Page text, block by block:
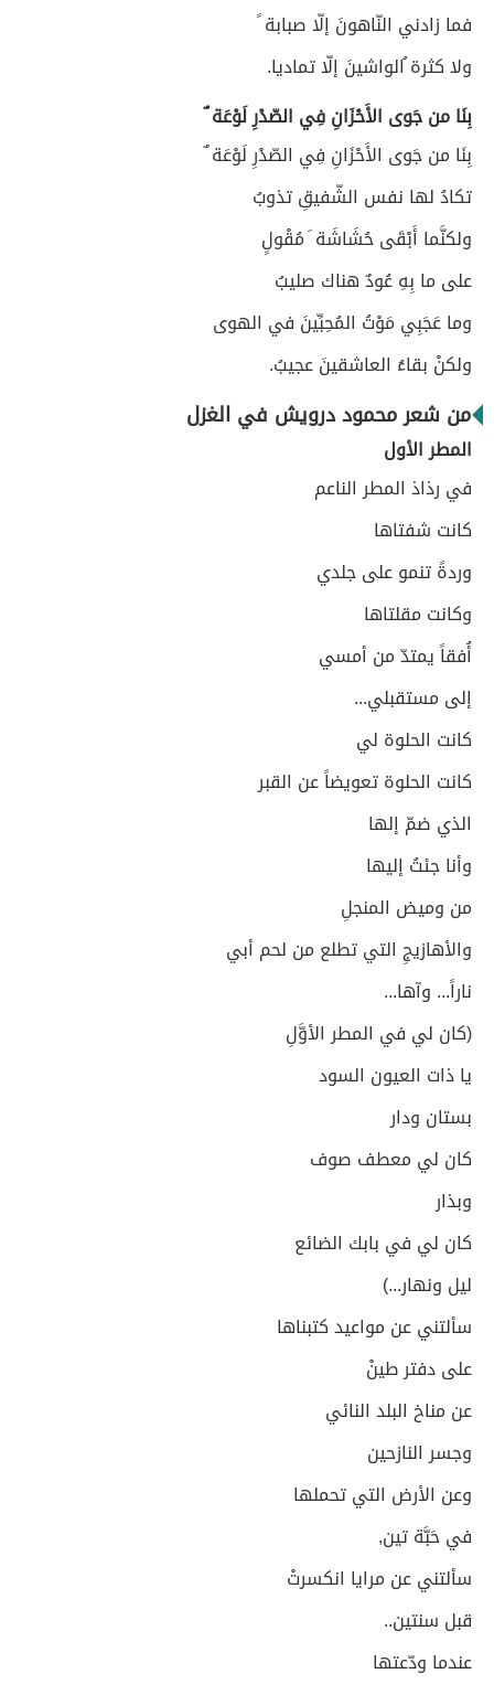
فما زادني النّاهونَ إلّا صبابة ً
ولا كثرة ُالواشينَ إلّا تماديا.
بِنَا من جَوى الأَحْزَانِ فِي الصّدْرِ لَوْعَة ٌ
بِنَا من جَوى الأَحْزَانِ فِي الصّدْرِ لَوْعَة ٌ
تكادُ لها نفس الشّفيقِ تذوبُ
ولكنَّما أَبْقَى حُشَاشَة َ مُقْولٍ
على ما بِهِ عُودٌ هناك صليبُ
وما عَجَبِي مَوْتُ المُحِبِّينَ في الهوى
ولكنْ بقاءُ العاشقينَ عجيبُ.
من شعر محمود درويش في الغزل
المطر الأول
في رذاذ المطر الناعم
كانت شفتاها
وردةً تنمو على جلدي
وكانت مقلتاها
أُفقاً يمتدّ من أمسي
إلى مستقبلي...
كانت الحلوة لي
كانت الحلوة تعويضاً عن القبر
الذي ضمّ إلها
وأنا جئتُ إليها
من وميض المنجلِ
والأهازيجِ التي تطلع من لحم أبي
ناراً... وآها...
(كان لي في المطر الأوَّلِ
يا ذات العيون السود
بستان ودار
كان لي معطف صوف
وبذار
كان لي في بابك الضائع
ليل ونهار...)
سألتني عن مواعيد كتبناها
على دفتر طينْ
عن مناخ البلد النائي
وجسر النازحين
وعن الأرض التي تحملها
في حَبَّة تين,
سألتني عن مرايا انكسرتْ
قبل سنتين..
عندما ودّعتها